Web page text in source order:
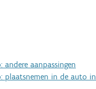
aanpassingen
plaatsnemen in de auto